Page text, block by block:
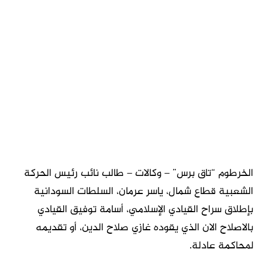
الخرطوم “تاق برس” – وكالات – طالب نائب رئيس الحركة
الشعبية قطاع شمال، ياسر عرمان، السلطات السودانية
بإطلاق سراح القيادي الإسلامي، أسامة توفيق القيادي
بالاصلاح الان الذي يقوده غازي صلاح الدين، أو تقديمه
لمحاكمة عادلة.